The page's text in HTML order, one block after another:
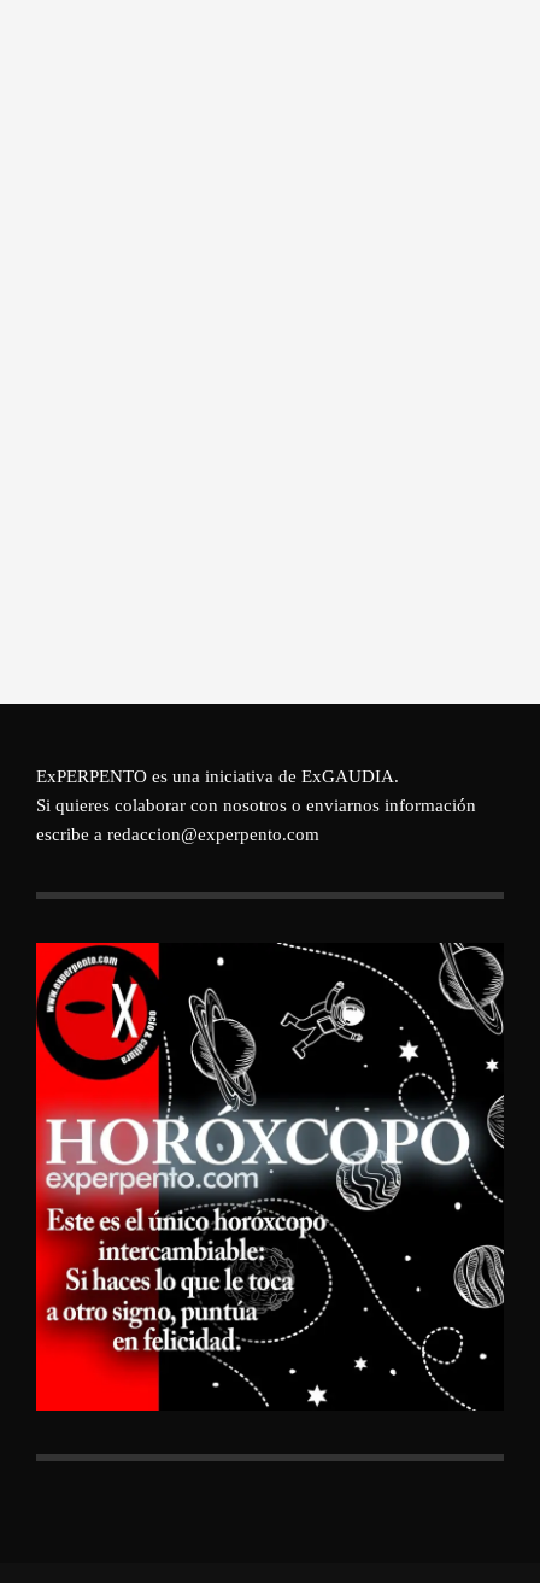
ExPERPENTO es una iniciativa de ExGAUDIA.
Si quieres colaborar con nosotros o enviarnos información
escribe a redaccion@experpento.com